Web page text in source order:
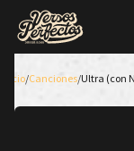
Inicio/Canciones/Ultra (con